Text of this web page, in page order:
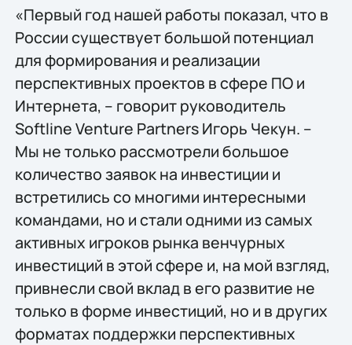
«Первый год нашей работы показал, что в
России существует большой потенциал
для формирования и реализации
перспективных проектов в сфере ПО и
Интернета, – говорит руководитель
Softline Venture Partners Игорь Чекун. –
Мы не только рассмотрели большое
количество заявок на инвестиции и
встретились со многими интересными
командами, но и стали одними из самых
активных игроков рынка венчурных
инвестиций в этой сфере и, на мой взгляд,
привнесли свой вклад в его развитие не
только в форме инвестиций, но и в других
форматах поддержки перспективных